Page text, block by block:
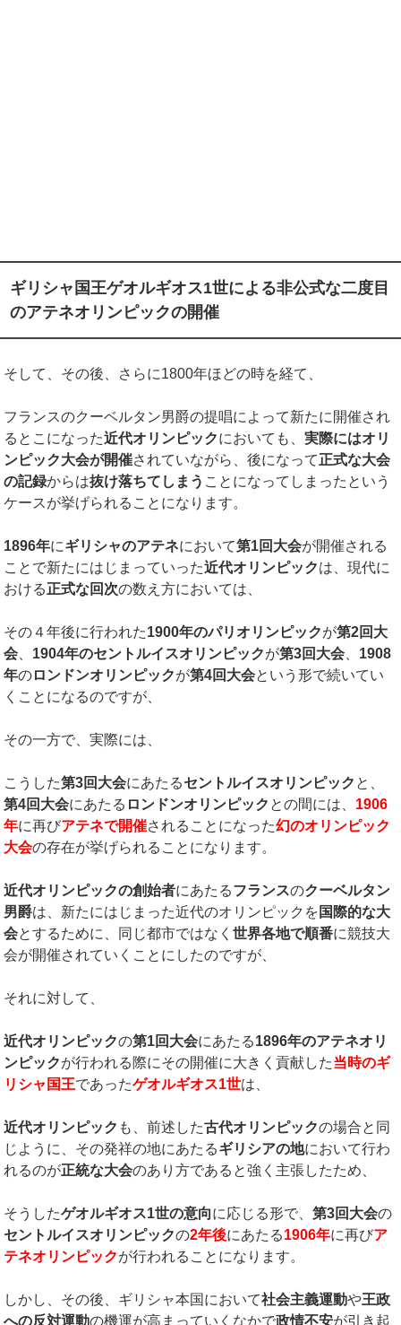
ギリシャ国王ゲオルギオス1世による非公式な二度目
のアテネオリンピックの開催
そして、その後、さらに1800年ほどの時を経て、
フランスのクーベルタン男爵の提唱によって新たに開催され
るとこになった近代オリンピックにおいても、実際にはオリ
ンピック大会が開催されていながら、後になって正式な大会
の記録からは抜け落ちてしまう ことになってしまったという
ケースが挙げられることになります。
1896年にギリシャのアテネにおいて第1回大会が開催される
ことで新たにはじまっていった近代オリンピックは、現代に
おける正式な回次の数え方においては、
その４年後に行われた1900年のパリオリンピックが第2回大
会、 1904年のセントルイスオリンピックが第3回大会、 1908
年のロンドンオリンピックが第4回大会という形で続いてい
くことになるのですが、
その一方で、実際には、
こうした第3回大会にあたるセントルイスオリンピック と、
第4回大会にあたる ロンドンオリンピック との間には、 1906
年に再びアテネで開催されることになった幻のオリンピック
大会の存在が挙げられることになります。
近代オリンピックの創始者にあたるフランスのクーベルタン
男爵は、新たにはじまった近代のオリンピックを 国際的な大
会とするために、同じ都市ではなく世界各地で順番に競技大
会が開催されていくことにしたのですが、
それに対して、
近代オリンピックの第1回大会にあたる1896年のアテネオリ
ンピックが行われる際にその開催に大きく貢献した当時のギ
リシャ国王であったゲオルギオス1世は、
近代オリンピック も、前述した古代オリンピックの場合と同
じように、その発祥の地にあたるギリシアの地において行わ
れるのが正統な大会のあり方であると強く主張したため、
そうしたゲオルギオス1世の意向に応じる形で、第3回大会の
セントルイスオリンピックの2年後にあたる1906年に再びア
テネオリンピックが行われることになります。
しかし、その後、ギリシャ本国において社会主義運動や王政
への反対運動の機運が高まっていくなかで政情不安が引き起